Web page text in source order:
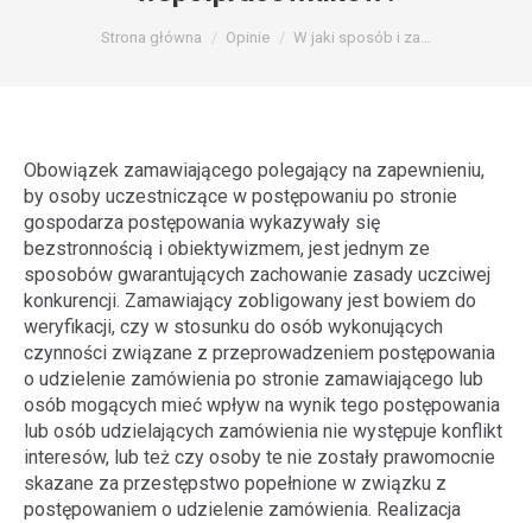
Strona główna Opinie W jaki sposób i za…
Obowiązek zamawiającego polegający na zapewnieniu,
by osoby uczestniczące w postępowaniu po stronie
gospodarza postępowania wykazywały się
bezstronnością i obiektywizmem, jest jednym ze
sposobów gwarantujących zachowanie zasady uczciwej
konkurencji. Zamawiający zobligowany jest bowiem do
weryfikacji, czy w stosunku do osób wykonujących
czynności związane z przeprowadzeniem postępowania
o udzielenie zamówienia po stronie zamawiającego lub
osób mogących mieć wpływ na wynik tego postępowania
lub osób udzielających zamówienia nie występuje konflikt
interesów, lub też czy osoby te nie zostały prawomocnie
skazane za przestępstwo popełnione w związku z
postępowaniem o udzielenie zamówienia. Realizacja